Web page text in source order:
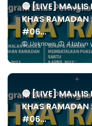
🔴 [LIVE] MAJLIS
KHAS
#06...
Unknown 4 tahun
🔴 [LIVE] MAJLIS
KHAS
#06...